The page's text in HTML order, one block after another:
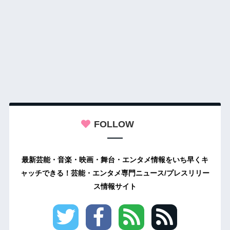
FOLLOW
最新芸能・音楽・映画・舞台・エンタメ情報をいち早くキ
ャッチできる！芸能・エンタメ専門ニュース/プレスリリー
ス情報サイト